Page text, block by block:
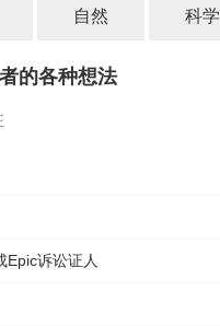
自然 科学
的各种想法
Epic诉讼证人